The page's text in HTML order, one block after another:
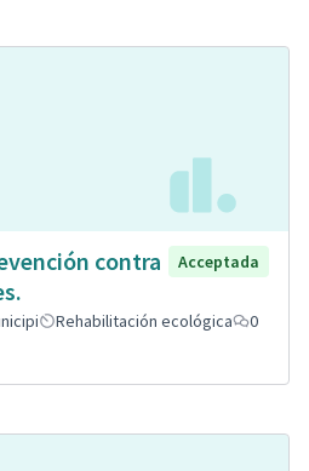
contra
Acceptada
Rehabilitación ecológica
0